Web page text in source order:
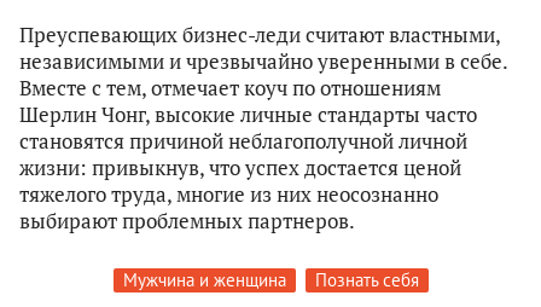
Преуспевающих бизнес-леди считают властными,
независимыми и чрезвычайно уверенными в себе.
Вместе с тем, отмечает коуч по отношениям
Шерлин Чонг, высокие личные стандарты часто
становятся причиной неблагополучной личной
жизни: привыкнув, что успех достается ценой
тяжелого труда, многие из них неосознанно
выбирают проблемных партнеров.
Мужчина и женщина Познать себя